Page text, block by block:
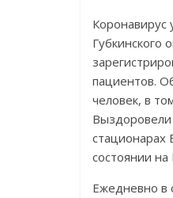
Коронавирус
Губкинского
пациентов.
человек, в
Выздоровели
стационарах
состоянии
Ежедневно в